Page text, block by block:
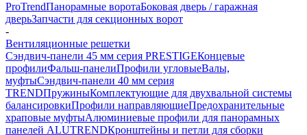
ProTrendПанорамные воротаБоковая дверь / гаражная
дверьЗапчасти для секционных ворот
-
Вентиляционные решетки
Сэндвич-панели 45 мм серия PRESTIGEКонцевые
профилиФальш-панелиПрофили угловыеВалы,
муфтыСэндвич-панели 40 мм серия
TRENDПружиныКомплектующие для двухвальной системы
балансировкиПрофили направляющиеПредохранительные
храповые муфтыАлюминиевые профили для панорамных
панелей ALUTRENDКронштейны и петли для сборки